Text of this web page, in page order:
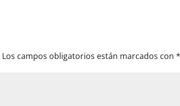
Los campos obligatorios están marcados con